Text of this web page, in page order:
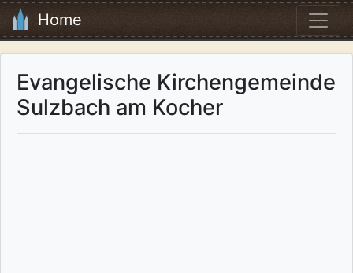
Home
Evangelische Kirchengemeinde
Sulzbach am Kocher